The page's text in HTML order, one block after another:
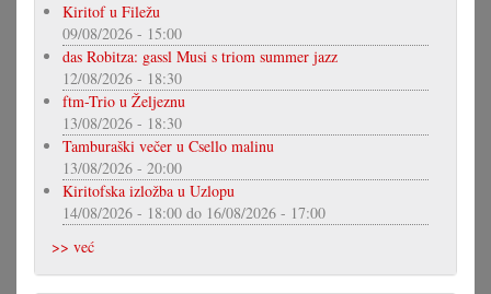
Kiritof u Filežu
09/08/2026 - 15:00
das Robitza: gassl Musi s triom summer jazz
12/08/2026 - 18:30
ftm-Trio u Željeznu
13/08/2026 - 18:30
Tamburaški večer u Csello malinu
13/08/2026 - 20:00
Kiritofska izložba u Uzlopu
14/08/2026 - 18:00 do 16/08/2026 - 17:00
>> već